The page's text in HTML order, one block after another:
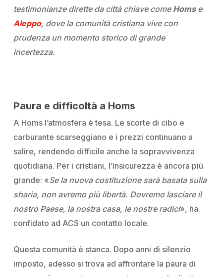
testimonianze dirette da città chiave come Homse
Aleppo, dove la comunità cristiana vive con
prudenza un momento storico di grande
incertezza.
Paura e difficoltà a Homs
A Homs l’atmosfera è tesa. Le scorte di cibo e
carburante scarseggiano e i prezzi continuano a
salire, rendendo difficile anche la sopravvivenza
quotidiana. Per i cristiani, l’insicurezza è ancora più
grande: «Se la nuova costituzione sarà basata sulla
sharia, non avremo più libertà. Dovremo lasciare il
nostro Paese, la nostra casa, le nostre radici», ha
confidato ad ACS un contatto locale.
Questa comunità è stanca. Dopo anni di silenzio
imposto, adesso si trova ad affrontare la paura di